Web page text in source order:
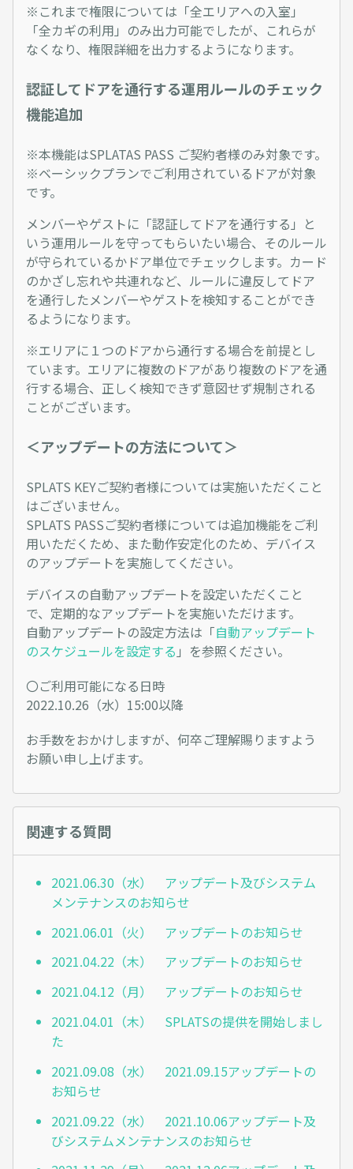
※これまで権限については「全エリアへの入室」
「全カギの利用」のみ出力可能でしたが、これらが
なくなり、権限詳細を出力するようになります。
認証してドアを通行する運用ルールのチェック
機能追加
※本機能はSPLATAS PASS ご契約者様のみ対象です。
※ベーシックプランでご利用されているドアが対象
です。
メンバーやゲストに「認証してドアを通行する」と
いう運用ルールを守ってもらいたい場合、そのルール
が守られているかドア単位でチェックします。カード
のかざし忘れや共連れなど、ルールに違反してドア
を通行したメンバーやゲストを検知することができ
るようになります。
※エリアに１つのドアから通行する場合を前提とし
ています。エリアに複数のドアがあり複数のドアを通
行する場合、正しく検知できず意図せず規制される
ことがございます。
＜アップデートの方法について＞
SPLATS KEYご契約者様については実施いただくこと
はございません。
SPLATS PASSご契約者様については追加機能をご利
用いただくため、また動作安定化のため、デバイス
のアップデートを実施してください。
デバイスの自動アップデートを設定いただくこと
で、定期的なアップデートを実施いただけます。
自動アップデートの設定方法は「自動アップデート
のスケジュールを設定する 」を参照ください。
〇ご利用可能になる日時
2022.10.26（水）15:00以降
お手数をおかけしますが、何卒ご理解賜りますよう
お願い申し上げます。
関連する質問
2021.06.30（水） アップデート及びシステム
メンテナンスのお知らせ
2021.06.01（火） アップデートのお知らせ
2021.04.22（木） アップデートのお知らせ
2021.04.12（月） アップデートのお知らせ
2021.04.01（木） SPLATSの提供を開始しまし
た
2021.09.08（水） 2021.09.15アップデートの
お知らせ
2021.09.22（水） 2021.10.06アップデート及
びシステムメンテナンスのお知らせ